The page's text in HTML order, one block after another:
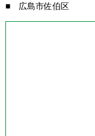
■ 広島市佐伯区